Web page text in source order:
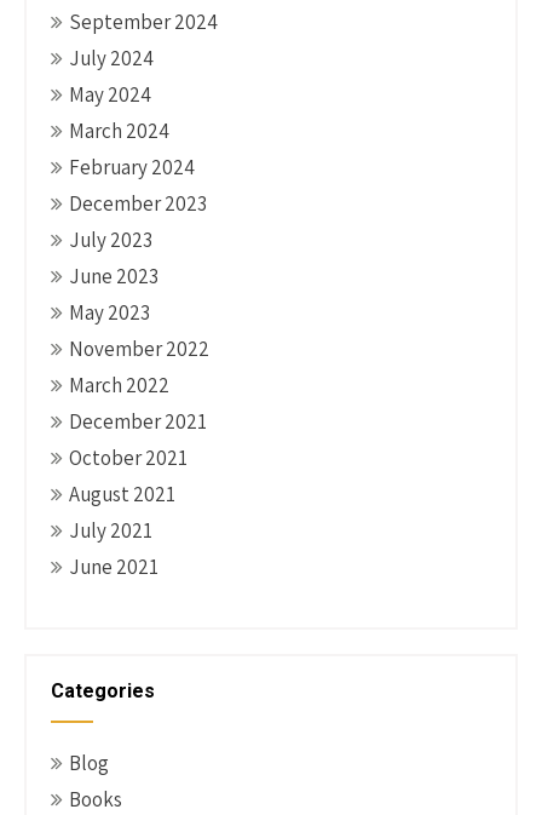
September 2024
July 2024
May 2024
March 2024
February 2024
December 2023
July 2023
June 2023
May 2023
November 2022
March 2022
December 2021
October 2021
August 2021
July 2021
June 2021
Categories
Blog
Books